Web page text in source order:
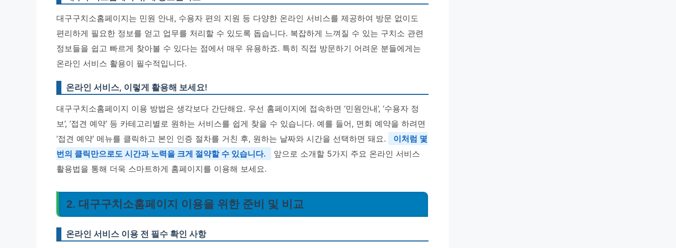
대구구치소홈페이지는 민원 안내, 수용자 편의 지원 등 다양한 온라인 서비스를 제공하여 방문 없이도
편리하게 필요한 정보를 얻고 업무를 처리할 수 있도록 돕습니다. 복잡하게 느껴질 수 있는 구치소 관련
정보들을 쉽고 빠르게 찾아볼 수 있다는 점에서 매우 유용하죠. 특히 직접 방문하기 어려운 분들에게는
온라인 서비스 활용이 필수적입니다.
온라인 서비스, 이렇게 활용해 보세요!
대구구치소홈페이지 이용 방법은 생각보다 간단해요. 우선 홈페이지에 접속하면 ‘민원안내’, ‘수용자 정
보’, ‘접견 예약’ 등 카테고리별로 원하는 서비스를 쉽게 찾을 수 있습니다. 예를 들어, 면회 예약을 하려면
‘접견 예약’ 메뉴를 클릭하고 본인 인증 절차를 거친 후, 원하는 날짜와 시간을 선택하면 돼요.
이처럼 몇
번의 클릭만으로도 시간과 노력을 크게 절약할 수 있습니다.
앞으로 소개할 5가지 주요 온라인 서비스
활용법을 통해 더욱 스마트하게 홈페이지를 이용해 보세요.
2. 대구구치소홈페이지 이용을 위한 준비 및 비교
온라인 서비스 이용 전 필수 확인 사항